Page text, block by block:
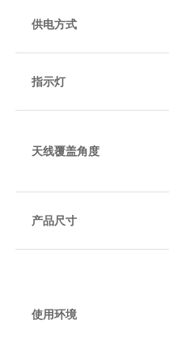
供电方式
指示灯
天线覆盖角度
产品尺寸
使用环境